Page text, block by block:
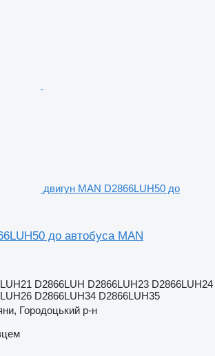
двигун MAN D2866LUH50 до
до автобуса MAN
D2866LUH D2866LUH23 D2866LUH24
D2866LUH34 D2866LUH35
Городоцький р-н